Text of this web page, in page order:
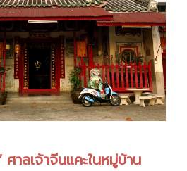
าลเจ้าจีนแคะในหมู่บ้าน